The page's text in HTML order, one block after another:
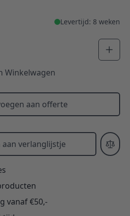
Levertijd: 8 weken
Winkelwagen
aan offerte
aan verlanglijstje
vanaf €50,-